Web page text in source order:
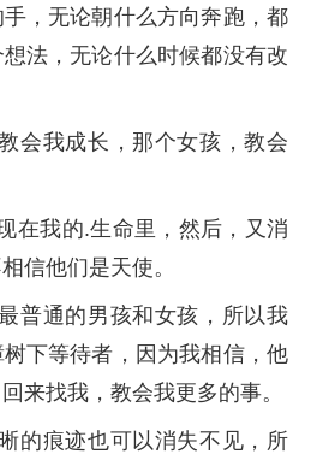
，无论朝什么方向奔跑，都
法，无论什么时候都没有改
会我成长，那个女孩，教会
在我的.生命里，然后，又消
信他们是天使。
普通的男孩和女孩，所以我
下等待者，因为我相信，他
来找我，教会我更多的事。
的痕迹也可以消失不见，所